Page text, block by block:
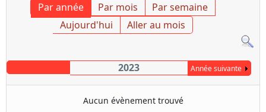
Par année Par mois
Par semaine
Aujourd'hui
Aller au mois
2023 Année suivante
Aucun évènement trouvé